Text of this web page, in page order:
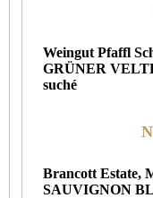
Weingut Pfaffl
GRÜNER
suché
Brancott Estate,
SAUVIGNON